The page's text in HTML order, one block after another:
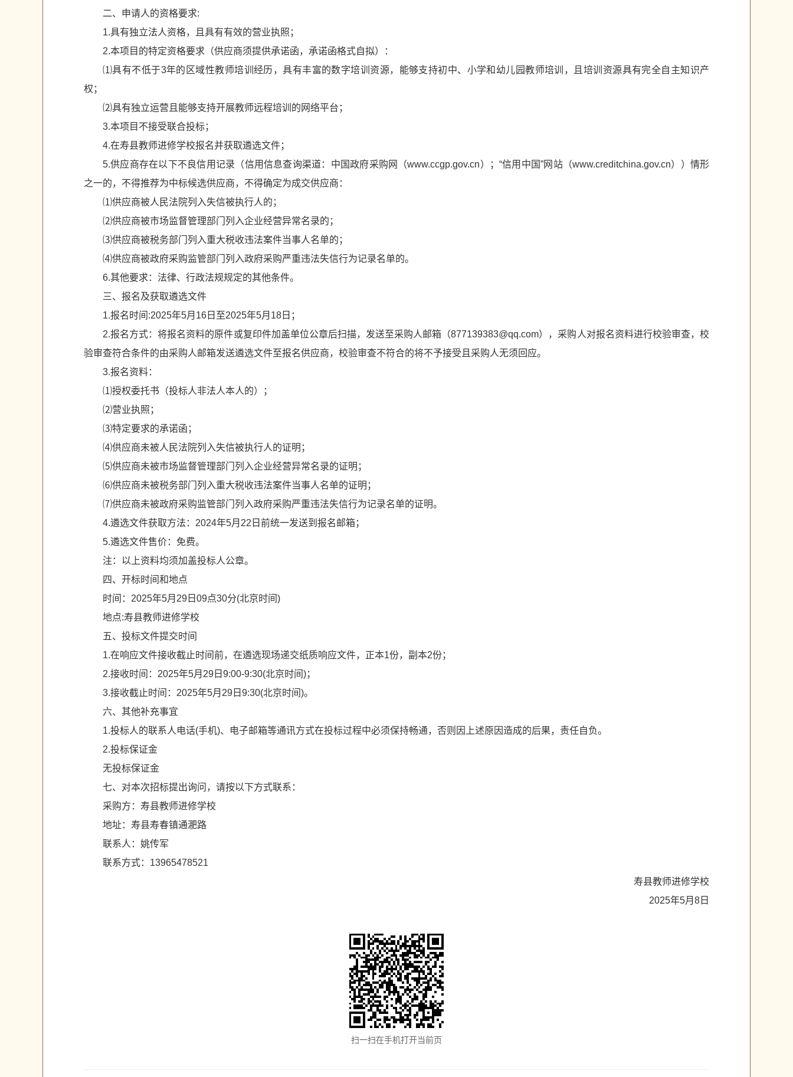
二、申请人的资格要求:
1.具有独立法人资格，且具有有效的营业执照；
2.本项目的特定资格要求（供应商须提供承诺函，承诺函格式自拟）：
⑴具有不低于3年的区域性教师培训经历，具有丰富的数字培训资源，能够支持初中、小学和幼儿园教师培训，且培训资源具有完全自主知识产
权；
⑵具有独立运营且能够支持开展教师远程培训的网络平台；
3.本项目不接受联合投标；
4.在寿县教师进修学校报名并获取遴选文件；
5.供应商存在以下不良信用记录（信用信息查询渠道：中国政府采购网（www.ccgp.gov.cn）；“信用中国”网站（www.creditchina.gov.cn））情形
之一的，不得推荐为中标候选供应商，不得确定为成交供应商：
⑴供应商被人民法院列入失信被执行人的；
⑵供应商被市场监督管理部门列入企业经营异常名录的；
⑶供应商被税务部门列入重大税收违法案件当事人名单的；
⑷供应商被政府采购监管部门列入政府采购严重违法失信行为记录名单的。
6.其他要求：法律、行政法规规定的其他条件。
三、报名及获取遴选文件
1.报名时间:2025年5月16日至2025年5月18日；
2.报名方式：将报名资料的原件或复印件加盖单位公章后扫描，发送至采购人邮箱（877139383@qq.com），采购人对报名资料进行校验审查，校
验审查符合条件的由采购人邮箱发送遴选文件至报名供应商，校验审查不符合的将不予接受且采购人无须回应。
3.报名资料：
⑴授权委托书（投标人非法人本人的）；
⑵营业执照；
⑶特定要求的承诺函；
⑷供应商未被人民法院列入失信被执行人的证明；
⑸供应商未被市场监督管理部门列入企业经营异常名录的证明；
⑹供应商未被税务部门列入重大税收违法案件当事人名单的证明；
⑺供应商未被政府采购监管部门列入政府采购严重违法失信行为记录名单的证明。
4.遴选文件获取方法：2024年5月22日前统一发送到报名邮箱；
5.遴选文件售价：免费。
注：以上资料均须加盖投标人公章。
四、开标时间和地点
时间：2025年5月29日09点30分(北京时间)
地点:寿县教师进修学校
五、投标文件提交时间
1.在响应文件接收截止时间前，在遴选现场递交纸质响应文件，正本1份，副本2份；
2.接收时间：2025年5月29日9:00-9:30(北京时间)；
3.接收截止时间：2025年5月29日9:30(北京时间)。
六、其他补充事宜
1.投标人的联系人电话(手机)、电子邮箱等通讯方式在投标过程中必须保持畅通，否则因上述原因造成的后果，责任自负。
2.投标保证金
无投标保证金
七、对本次招标提出询问，请按以下方式联系：
采购方：寿县教师进修学校
地址：寿县寿春镇通淝路
联系人：姚传军
联系方式：13965478521
寿县教师进修学校
2025年5月8日
扫一扫在手机打开当前页